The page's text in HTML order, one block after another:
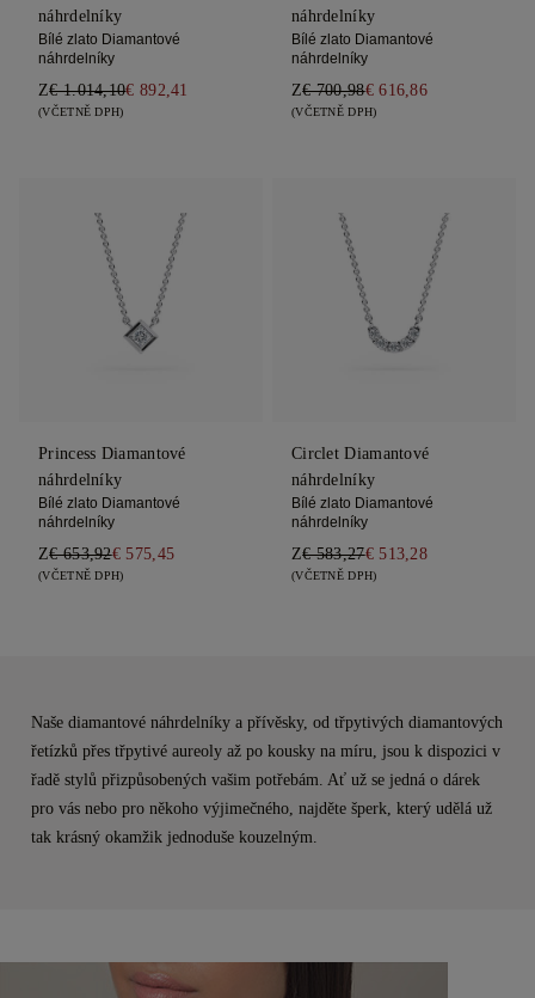
náhrdelníky
Bílé zlato Diamantové
náhrdelníky
Z€ 1.014,10€ 892,41
(VČETNĚ DPH)
náhrdelníky
Bílé zlato Diamantové
náhrdelníky
Z€ 700,98€ 616,86
(VČETNĚ DPH)
Princess Diamantové
náhrdelníky
Bílé zlato Diamantové
náhrdelníky
Z€ 653,92€ 575,45
(VČETNĚ DPH)
Circlet Diamantové
náhrdelníky
Bílé zlato Diamantové
náhrdelníky
Z€ 583,27€ 513,28
(VČETNĚ DPH)
Naše diamantové náhrdelníky a přívěsky, od třpytivých diamantových
řetízků přes třpytivé aureoly až po kousky na míru, jsou k dispozici v
řadě stylů přizpůsobených vašim potřebám. Ať už se jedná o dárek
pro vás nebo pro někoho výjimečného, najděte šperk, který udělá už
tak krásný okamžik jednoduše kouzelným.